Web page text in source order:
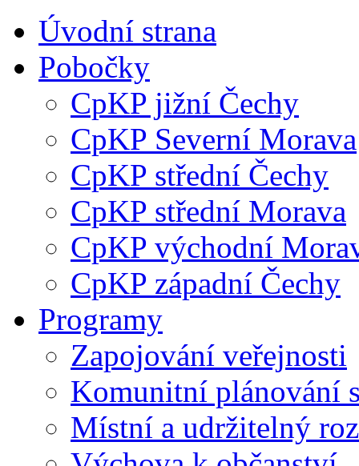
Úvodní strana
Pobočky
CpKP jižní Čechy
CpKP Severní Morava
CpKP střední Čechy
CpKP střední Morava
CpKP východní
CpKP západní Čechy
Programy
Zapojování veřejnosti
Komunitní plánování
Místní a udržitelný